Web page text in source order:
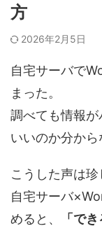
方
2026年2月5日
自宅サーバで
まった。
調べても情報
いいのか分から
こうした声は珍
自宅サーバ
めると、
「で